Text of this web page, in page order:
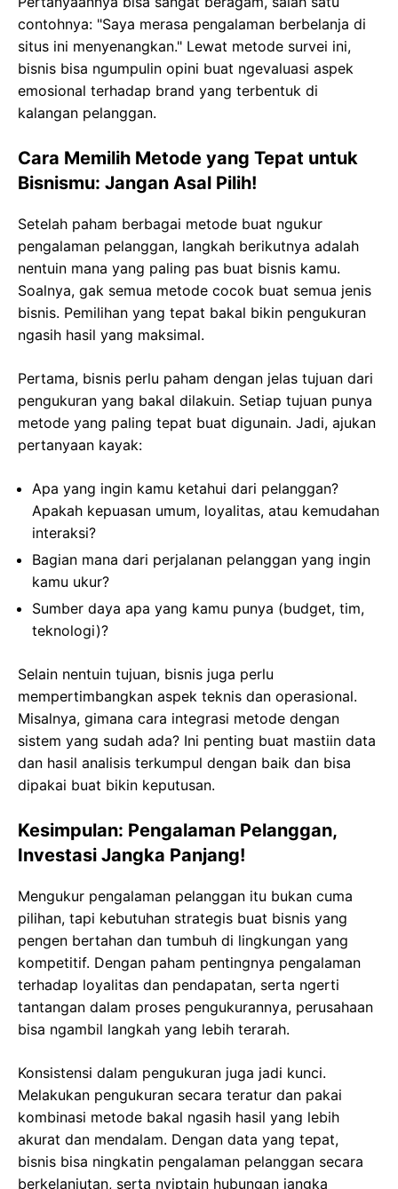
contohnya: "Saya merasa pengalaman berbelanja di
situs ini menyenangkan." Lewat metode survei ini,
bisnis bisa ngumpulin opini buat ngevaluasi aspek
emosional terhadap brand yang terbentuk di
kalangan pelanggan.
Cara Memilih Metode yang Tepat untuk
Bisnismu: Jangan Asal Pilih!
Setelah paham berbagai metode buat ngukur
pengalaman pelanggan, langkah berikutnya adalah
nentuin mana yang paling pas buat bisnis kamu.
Soalnya, gak semua metode cocok buat semua jenis
bisnis. Pemilihan yang tepat bakal bikin pengukuran
ngasih hasil yang maksimal.
Pertama, bisnis perlu paham dengan jelas tujuan dari
pengukuran yang bakal dilakuin. Setiap tujuan punya
metode yang paling tepat buat digunain. Jadi, ajukan
pertanyaan kayak:
Apa yang ingin kamu ketahui dari pelanggan?
Apakah kepuasan umum, loyalitas, atau kemudahan
interaksi?
Bagian mana dari perjalanan pelanggan yang ingin
kamu ukur?
Sumber daya apa yang kamu punya (budget, tim,
teknologi)?
Selain nentuin tujuan, bisnis juga perlu
mempertimbangkan aspek teknis dan operasional.
Misalnya, gimana cara integrasi metode dengan
sistem yang sudah ada? Ini penting buat mastiin data
dan hasil analisis terkumpul dengan baik dan bisa
dipakai buat bikin keputusan.
Kesimpulan: Pengalaman Pelanggan,
Investasi Jangka Panjang!
Mengukur pengalaman pelanggan itu bukan cuma
pilihan, tapi kebutuhan strategis buat bisnis yang
pengen bertahan dan tumbuh di lingkungan yang
kompetitif. Dengan paham pentingnya pengalaman
terhadap loyalitas dan pendapatan, serta ngerti
tantangan dalam proses pengukurannya, perusahaan
bisa ngambil langkah yang lebih terarah.
Konsistensi dalam pengukuran juga jadi kunci.
Melakukan pengukuran secara teratur dan pakai
kombinasi metode bakal ngasih hasil yang lebih
akurat dan mendalam. Dengan data yang tepat,
bisnis bisa ningkatin pengalaman pelanggan secara
berkelanjutan, serta nyiptain hubungan jangka